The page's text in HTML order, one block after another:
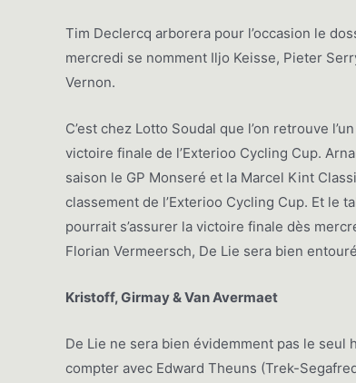
Tim Declercq arborera pour l’occasion le
mercredi se nomment Iljo Keisse, Pieter
Vernon.
C’est chez Lotto Soudal que l’on retrouve
victoire finale de l’Exterioo Cycling Cup.
saison le GP Monseré et la Marcel Kint
classement de l’Exterioo Cycling Cup. Et le
pourrait s’assurer la victoire finale dès
Florian Vermeersch, De Lie sera bien
Kristoff, Girmay & Van Avermaet
De Lie ne sera bien évidemment pas le
compter avec Edward Theuns (Trek-